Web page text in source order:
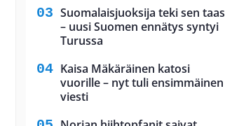
Suomalaisjuoksija teki sen taas
– uusi Suomen ennätys syntyi
Turussa
Kaisa Mäkäräinen katosi
vuorille – nyt tuli ensimmäinen
viesti